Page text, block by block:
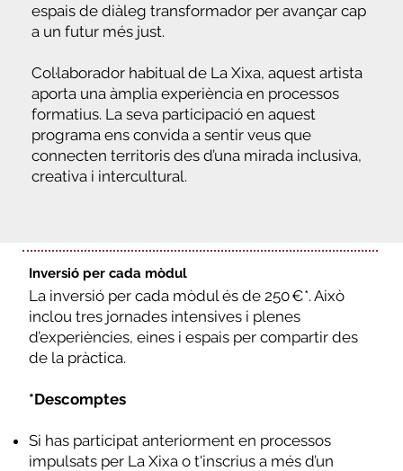
espais de diàleg transformador per avançar cap
a un futur més just.
Col·laborador habitual de La Xixa, aquest artista
aporta una àmplia experiència en processos
formatius. La seva participació en aquest
programa ens convida a sentir veus que
connecten territoris des d’una mirada inclusiva,
creativa i intercultural.
Inversió per cada mòdul
La inversió per cada mòdul és de 250 €*. Això
inclou tres jornades intensives i plenes
d’experiències, eines i espais per compartir des
de la pràctica.
*Descomptes
Si has participat anteriorment en processos
impulsats per La Xixa o t'inscrius a més d’un